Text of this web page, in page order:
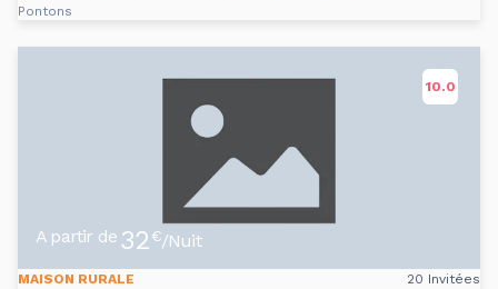
Pontons
10.0
A partir de 32€/Nuit
MAISON RURALE 20 Invitées